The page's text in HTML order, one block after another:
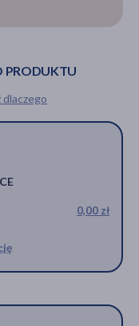
PRODUKTU
dlaczego
0,00 zł